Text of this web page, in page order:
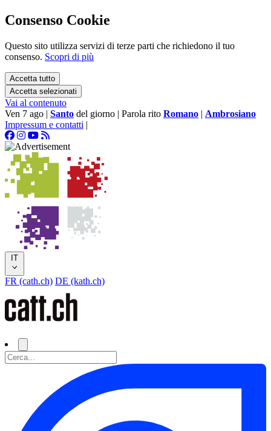
Consenso Cookie
Questo sito utilizza servizi di terze parti che richiedono il tuo
consenso. Scopri di più
Accetta tutto
Accetta selezionati
Vai al contenuto
Ven 7 ago | Santo del giorno | Parola rito Romano | Ambrosiano
Impressum e contatti |
IT
FR (cath.ch) DE (kath.ch)